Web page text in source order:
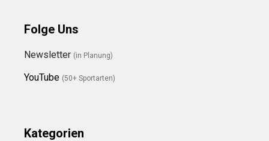
Folge Uns
Newsletter (in Planung)
YouTube (50+ Sportarten)
Kategorien